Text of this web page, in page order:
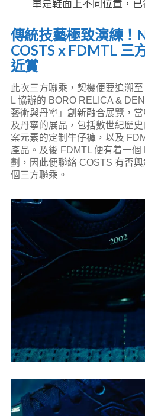
單是鞋面上不同位置，已
傳統技藝極致演練！
COSTS x FDMTL 三
近賞
此次三方聯乘，契機便要追溯
L 協辦的 BORO RELICA &
藝術與丹寧」創新融合展覽，
及丹寧的展品，包括數世紀歷
案元素的定制牛仔褲，以及
產品。及後 FDMTL 便有着一
劃，因此便聯絡 COSTS 有否
個三方聯乘。